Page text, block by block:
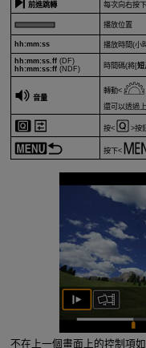
前進跳轉 每次向右按
播放位置
hh:mm:ss 播放時間(小
hh:mm:ss.ff (DF)
hh:mm:ss:ff (NDF) 時間碼(將[短
音量
轉動
還可以透過
按 按
按下
不在上一個畫面上的控制項如